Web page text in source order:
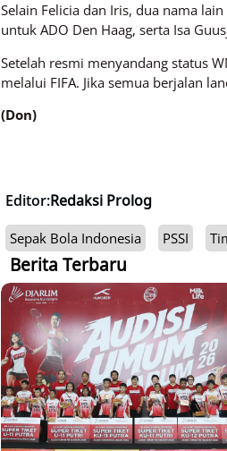
Selain Felicia dan Iris, dua nama
untuk ADO Den Haag, serta Isa
Setelah resmi menyandang status
melalui FIFA. Jika semua berjalan
(Don)
Editor:Redaksi Prolog
Sepak Bola Indonesia PSSI
Berita Terbaru